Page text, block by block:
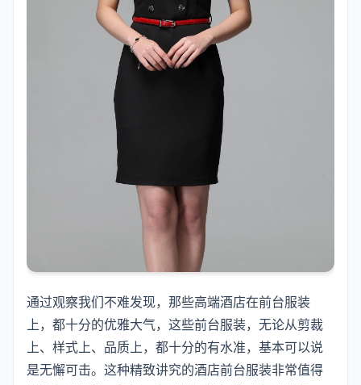
通过观察我们不难发现，那些高端酒店在前台服装
上，都十分的优雅大气，这些前台服装，无论从剪裁
上、样式上、品质上，都十分的有水准，基本可以说
是无懈可击。这种精致讲究的酒店前台服装非常值得